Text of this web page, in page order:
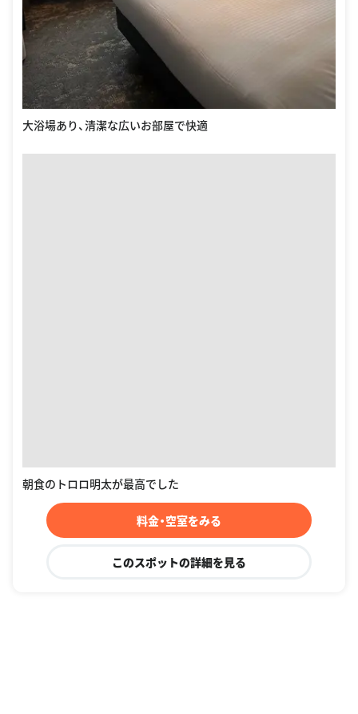
大浴場あり、清潔な広いお部屋で快適
朝食のトロロ明太が最高でした
料金・空室をみる
このスポットの詳細を見る